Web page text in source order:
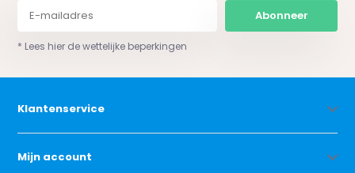
Abonneer
* Lees hier de wettelijke beperkingen
Klantenservice
Mijn account